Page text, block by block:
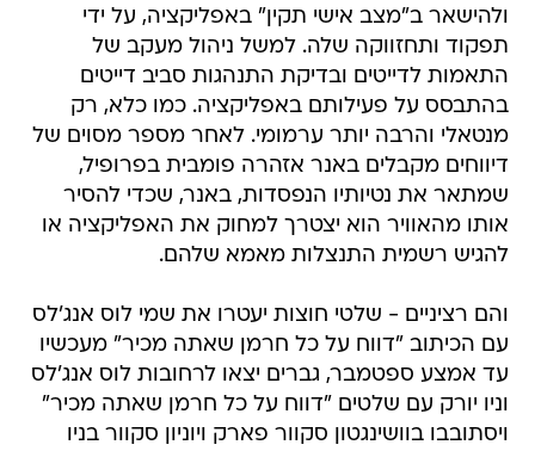
ולהישאר ב"מצב אישי תקין" באפליקציה, על ידי
תפקוד ותחזווקה שלה. למשל ניהול מעקב של
התאמות לדייטים ובדיקת התנהגות סביב דייטים
בהתבסס על פעילותם באפליקציה. כמו כלא, רק
מנטאלי והרבה יותר ערמומי. לאחר מספר מסוים של
דיווחים מקבלים באנר אזהרה פומבית בפרופיל,
שמתאר את נטיותיו הנפסדות, באנר, שכדי להסיר
אותו מהאוויר הוא יצטרך למחוק את האפליקציה או
להגיש רשמית התנצלות מאמא שלהם.
והם רציניים - שלטי חוצות יעטרו את שמי לוס אנג'לס
עם הכיתוב "דווח על כל חרמן שאתה מכיר" מעכשיו
עד אמצע ספטמבר, גברים יצאו לרחובות לוס אנג'לס
וניו יורק עם שלטים "דווח על כל חרמן שאתה מכיר"
ויסתובבו בוושינגטון סקוור פארק ויוניון סקוור בניו